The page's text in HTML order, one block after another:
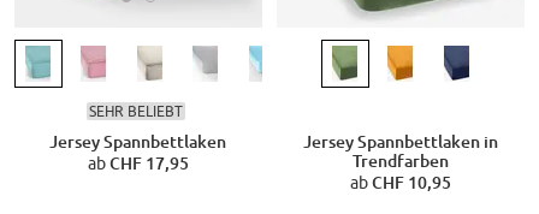
SEHR BELIEBT
Jersey Spannbettlaken
abCHF 17,95
Jersey Spannbettlaken in
Trendfarben
abCHF 10,95